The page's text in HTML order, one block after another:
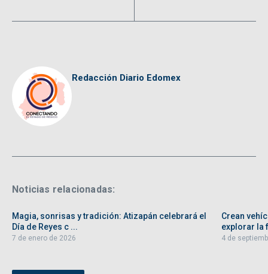
Redacción Diario Edomex
Noticias relacionadas:
Magia, sonrisas y tradición: Atizapán celebrará el
Día de Reyes c ...
7 de enero de 2026
Crean
explorar la
4 de